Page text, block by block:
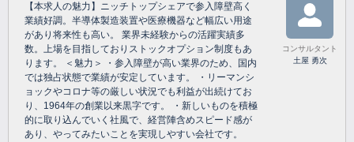
【本求人の魅力】ニッチトップシェアで参入障壁高く
業績好調。半導体製造装置や医療機器など幅広い用途
があり将来性も高い。 業界未経験からの活躍実績多
数。上場を目指しておりストックオプション制度もあ
ります。 ＜魅力＞ ・参入障壁が高い業界のため、国内
では独占状態で業績が安定しています。 ・リーマンシ
ョックやコロナ等の厳しい状況でも利益が出続けてお
り、1964年の創業以来黒字です。 ・新しいものを積極
的に取り込んでいく社風で、経営陣含めスピード感が
あり、やってみたいことを実現しやすい会社です。
コンサルタント
土屋 勇次